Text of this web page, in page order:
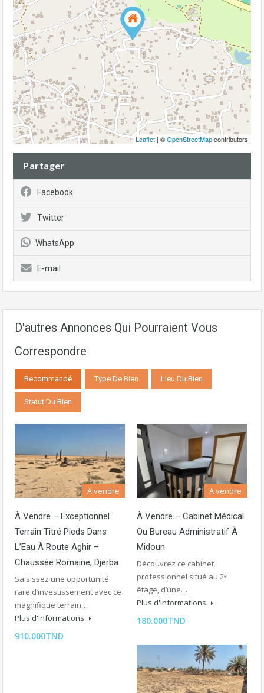
Leaflet | ©OpenStreetMapcontributors
Partager
Facebook
Twitter
WhatsApp
E-mail
D'autres Annonces Qui Pourraient Vous
Correspondre
Recommandé Type De Bien Lieu Du Bien
Statut Du Bien
A vendre
À Vendre – Exceptionnel
Terrain Titré Pieds Dans
L’Eau À Route Aghir –
Chaussée Romaine, Djerba
Saisissez une opportunité
rare d’investissement avec ce
magnifique terrain…
Plus d'informations
910.000TND
A vendre
À Vendre – Cabinet Médical
Ou Bureau Administratif À
Midoun
Découvrez ce cabinet
professionnel situé au 2ᵉ
étage, d’une…
Plus d'informations
180.000TND